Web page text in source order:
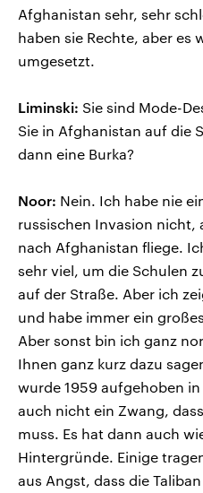
Afghanistan sehr, sehr
haben sie Rechte, aber es
umgesetzt.
Liminski: Sie sind Mode-
Sie in Afghanistan auf die
dann eine Burka?
Noor: Nein. Ich habe nie
russischen Invasion
nach Afghanistan fliege.
sehr viel, um die Schulen
auf der Straße. Aber ich
und habe immer ein
Aber sonst bin ich ganz
Ihnen ganz kurz dazu
wurde 1959 aufgehoben
auch nicht ein Zwang,
muss. Es hat dann auch
Hintergründe. Einige
aus Angst, dass die